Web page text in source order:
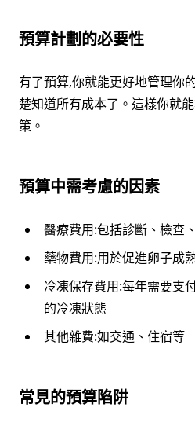
預算計劃的必要性
有了預算,你就能更好地管理你
楚知道所有成本了。這樣你就
策。
預算中需考慮的因素
醫療費用:包括診斷、檢查
藥物費用:用於促進卵子成
冷凍保存費用:每年需要支
的冷凍狀態
其他雜費:如交通、住宿等
常見的預算陷阱